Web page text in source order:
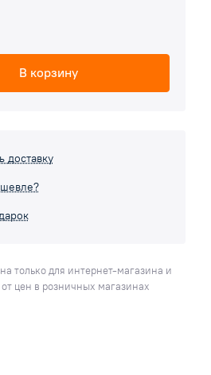
В корзину
доставку
только для интернет-магазина и
цен в розничных магазинах